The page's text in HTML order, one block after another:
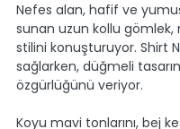
Nefes alan, hafif ve
sunan uzun kollu
stilini konuşturuyor. Shirt
sağlarken, düğmeli
özgürlüğünü veriyor.
Koyu mavi tonlarını, bej